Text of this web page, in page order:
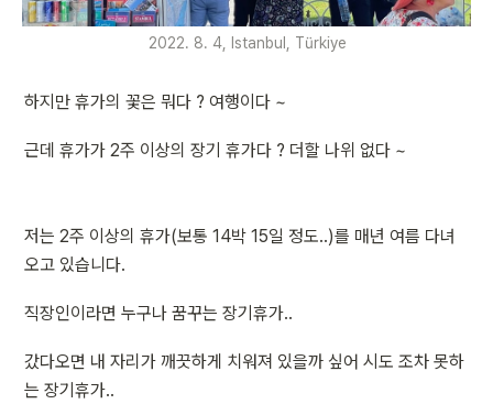
2022. 8. 4, Istanbul, Türkiye
하지만 휴가의 꽃은 뭐다 ? 여행이다 ~
근데 휴가가 2주 이상의 장기 휴가다 ? 더할 나위 없다 ~
저는 2주 이상의 휴가(보통 14박 15일 정도..)를 매년 여름 다녀
오고 있습니다.
직장인이라면 누구나 꿈꾸는 장기휴가..
갔다오면 내 자리가 깨끗하게 치워져 있을까 싶어 시도 조차 못하
는 장기휴가..